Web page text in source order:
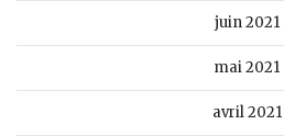
juin 2021
mai 2021
avril 2021